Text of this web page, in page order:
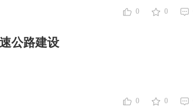
0 0
公路建设
0 0